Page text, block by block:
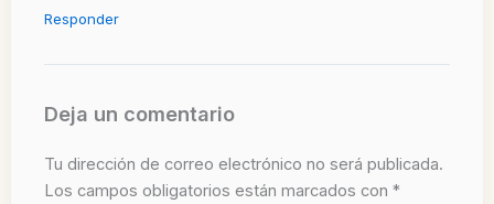
Responder
Deja un comentario
Tu dirección de correo electrónico no será publicada.
Los campos obligatorios están marcados con *